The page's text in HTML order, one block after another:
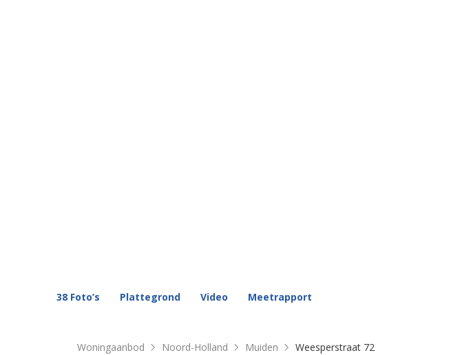
38 Foto’s Plattegrond Video Meetrapport
Woningaanbod Noord-Holland Muiden Weesperstraat 72